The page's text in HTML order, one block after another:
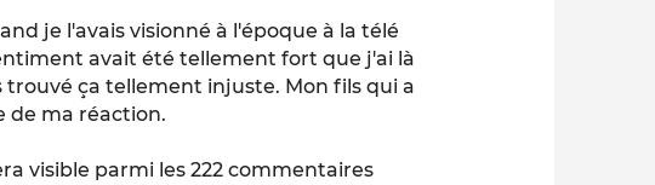
je l'avais visionné à l'époque à la télé
avait été tellement fort que j'ai là
ça tellement injuste. Mon fils qui a
de ma réaction.
visible parmi les 222 commentaires